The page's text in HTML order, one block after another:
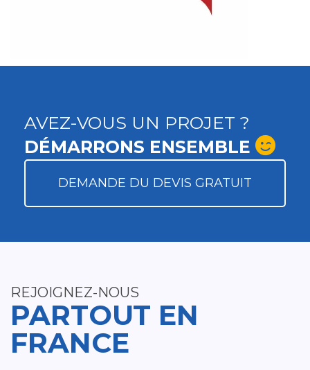
AVEZ-VOUS UN PROJET ?
DÉMARRONS ENSEMBLE
DEMANDE DU DEVIS GRATUIT
REJOIGNEZ-NOUS
PARTOUT EN
FRANCE